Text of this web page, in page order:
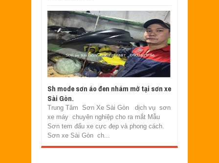
Sh mode sơn áo đen nhám mờ tại sơn xe
Sài Gòn.
Trung Tâm Sơn Xe Sài Gòn dịch vụ sơn
xe máy chuyên nghiệp cho ra mắt Mẫu
Sơn tem đấu xe cực đẹp và phong cách.
Sơn xe Sài Gòn ch...